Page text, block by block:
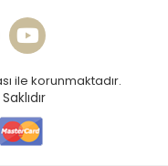
ile korunmaktadır.